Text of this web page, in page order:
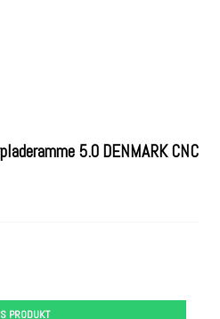
5.0 DENMARK CNC
PRODUKT